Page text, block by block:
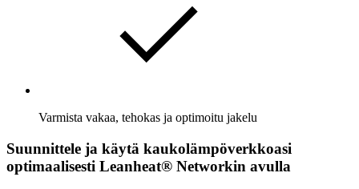
Varmista vakaa, tehokas ja optimoitu jakelu
Suunnittele ja käytä kaukolämpöverkkoasi
optimaalisesti Leanheat® Networkin avulla